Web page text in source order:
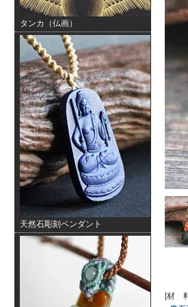
タンカ（仏画）
天然石彫刻ペンダント
[材